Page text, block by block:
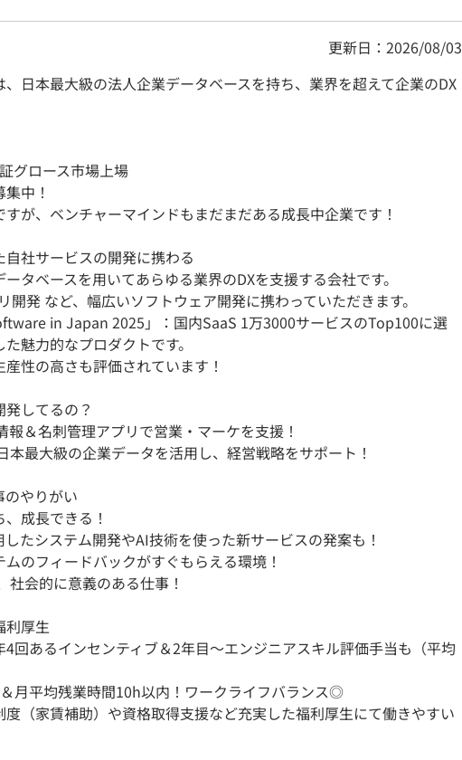
更新日：2026/08/03
日本最大級の法人企業データベースを持ち、業界を超えて企業のDX
グロース市場上場
中！
すが、ベンチャーマインドもまだまだある成長中企業です！
社サービスの開発に携わる
タベースを用いてあらゆる業界のDXを支援する会社です。
開発 など、幅広いソフトウェア開発に携わっていただきます。
in Japan 2025」：国内SaaS 1万3000サービスのTop100に選
魅力的なプロダクトです。
産性の高さも評価されています！
してるの？
報＆名刺管理アプリで営業・マーケを支援！
本最大級の企業データを活用し、経営戦略をサポート！
やりがい
成長できる！
したシステム開発やAI技術を使った新サービスの発案も！
ムのフィードバックがすぐもらえる環境！
社会的に意義のある仕事！
厚生
回あるインセンティブ＆2年目～エンジニアスキル評価手当も（平均
月平均残業時間10h以内！ワークライフバランス◎
（家賃補助）や資格取得支援など充実した福利厚生にて働きやすい